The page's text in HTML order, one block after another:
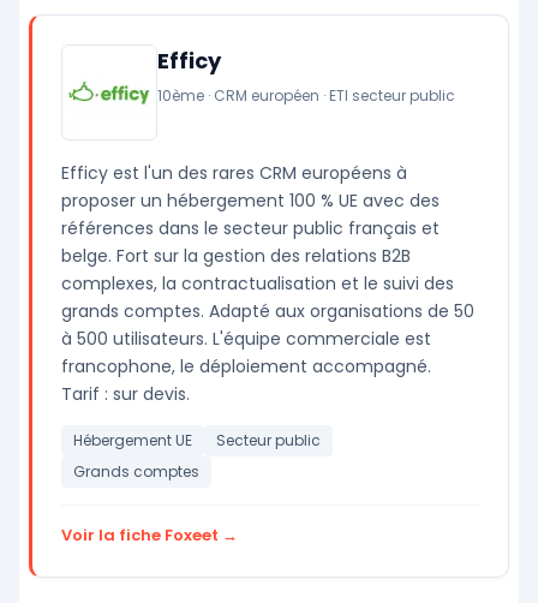
Efficy
10ème · CRM européen · ETI secteur public
Efficy est l'un des rares CRM européens à
proposer un hébergement 100 % UE avec des
références dans le secteur public français et
belge. Fort sur la gestion des relations B2B
complexes, la contractualisation et le suivi des
grands comptes. Adapté aux organisations de 50
à 500 utilisateurs. L'équipe commerciale est
francophone, le déploiement accompagné.
Tarif : sur devis.
Hébergement UE
Secteur public
Grands comptes
Voir la fiche Foxeet →